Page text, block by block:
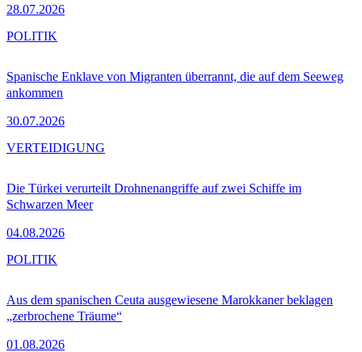
28.07.2026
Spanische Enklave von Migranten überrannt, die auf dem Seeweg
ankommen
30.07.2026
POLITIK
Die Türkei verurteilt Drohnenangriffe auf zwei Schiffe im
Schwarzen Meer
04.08.2026
VERTEIDIGUNG
Aus dem spanischen Ceuta ausgewiesene Marokkaner beklagen
„zerbrochene Träume“
01.08.2026
POLITIK